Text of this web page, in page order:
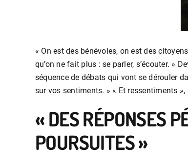
« On est des bénévoles, on est des
qu’on ne fait plus : se parler, s’écouter. »
séquence de débats qui vont se dérouler
sur vos sentiments. » « Et ressentiments
« DES RÉPONSES
POURSUITES »